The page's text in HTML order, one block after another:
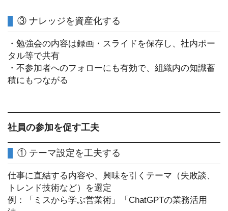
③ ナレッジを資産化する
・勉強会の内容は録画・スライドを保存し、社内ポー
タル等で共有
・不参加者へのフォローにも有効で、組織内の知識蓄
積にもつながる
社員の参加を促す工夫
① テーマ設定を工夫する
仕事に直結する内容や、興味を引くテーマ（失敗談、
トレンド技術など）を選定
例：「ミスから学ぶ営業術」「ChatGPTの業務活用